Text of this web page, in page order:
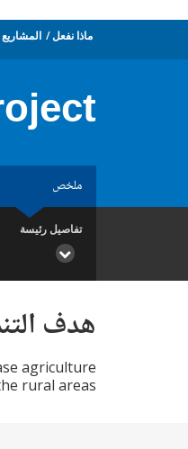
ماذا نفعل
ملخص
تفاصيل رئيسة
هدف
agriculture
rural areas.